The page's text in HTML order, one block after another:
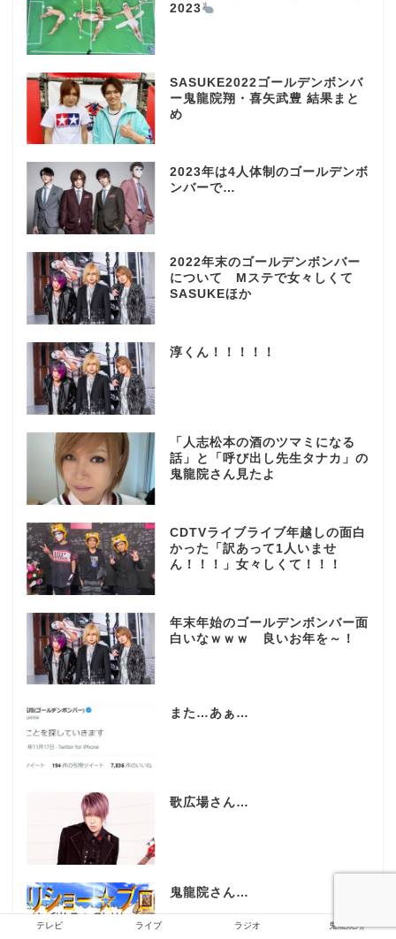
2023
SASUKE2022ゴールデンボンバ
ー鬼龍院翔・喜矢武豊 結果まと
め
2023年は4人体制のゴールデンボ
ンバーで…
2022年末のゴールデンボンバー
について Mステで女々しくて
SASUKEほか
淳くん！！！！！
「人志松本の酒のツマミになる
話」と「呼び出し先生タナカ」の
鬼龍院さん見たよ
CDTVライブライブ年越しの面白
かった「訳あって1人いませ
ん！！！」女々しくて！！！
年末年始のゴールデンボンバー面
白いなｗｗｗ 良いお年を～！
また…あぁ…
歌広場さん…
鬼龍院さん…
テレビ ライブ ラジオ 鬼龍院翔